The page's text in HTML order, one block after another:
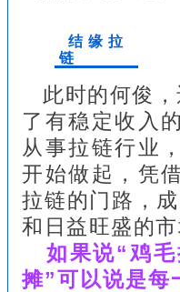
结缘拉
链
此时的何俊，
了有稳定收入
从事拉链行业
开始做起，凭
拉链的门路，
和日益旺盛的
如果说“鸡
摊”可以说是每